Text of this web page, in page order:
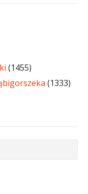
(1455)
(1333)